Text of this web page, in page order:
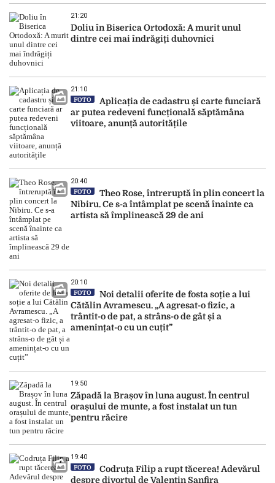
21:20
Doliu în Biserica Ortodoxă: A murit unul
dintre cei mai îndrăgiți duhovnici
21:10
FOTO
Aplicația de cadastru și carte funciară
ar putea redeveni funcțională săptămâna
viitoare, anunță autoritățile
20:40
FOTO
Theo Rose, întreruptă în plin concert la
Nibiru. Ce s-a întâmplat pe scenă înainte ca
artista să împlinească 29 de ani
20:10
FOTO
Noi detalii oferite de fosta soție a lui
Cătălin Avramescu. „A agresat-o fizic, a
trântit-o de pat, a strâns-o de gât și a
amenințat-o cu un cuțit”
19:50
Zăpadă la Brașov în luna august. În centrul
orașului de munte, a fost instalat un tun
pentru răcire
19:40
FOTO
Codruța Filip a rupt tăcerea! Adevărul
despre divorțul de Valentin Sanfira